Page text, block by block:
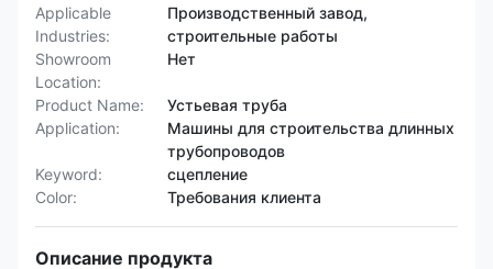
Applicable
Industries:
Производственный завод,
строительные работы
Showroom
Location:
Нет
Product Name:
Устьевая труба
Application:
Машины для строительства длинных
трубопроводов
Keyword:
сцепление
Color:
Требования клиента
Описание продукта